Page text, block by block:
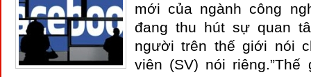
mới của ngành công
đang thu hút sự quan
người trên thế giới nói
viên (SV) nói riêng.”Thế